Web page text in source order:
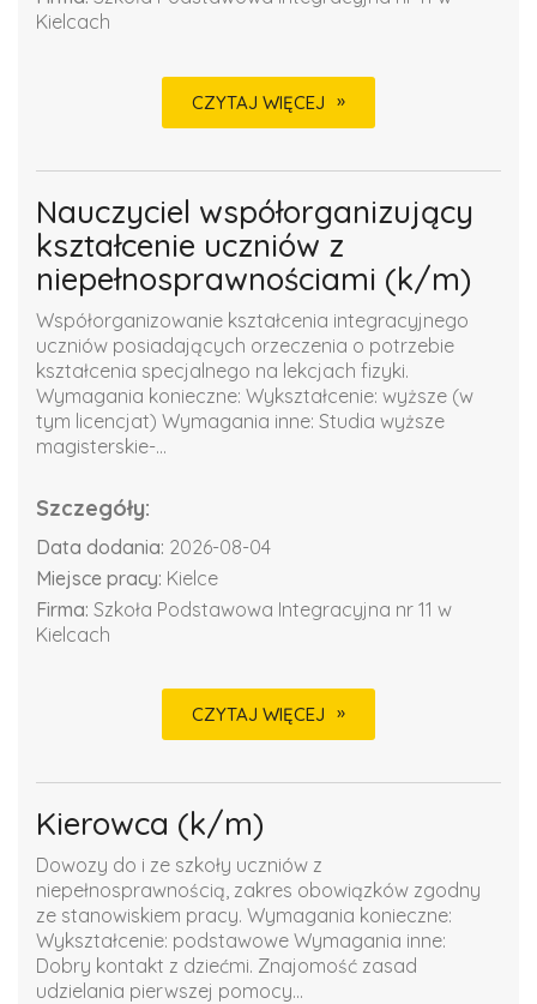
Kielcach
CZYTAJ WIĘCEJ
Nauczyciel współorganizujący
kształcenie uczniów z
niepełnosprawnościami (k/m)
Współorganizowanie kształcenia integracyjnego
uczniów posiadających orzeczenia o potrzebie
kształcenia specjalnego na lekcjach fizyki.
Wymagania konieczne: Wykształcenie: wyższe (w
tym licencjat) Wymagania inne: Studia wyższe
magisterskie-...
Szczegóły:
Data dodania: 2026-08-04
Miejsce pracy: Kielce
Firma: Szkoła Podstawowa Integracyjna nr 11 w
Kielcach
CZYTAJ WIĘCEJ
Kierowca (k/m)
Dowozy do i ze szkoły uczniów z
niepełnosprawnością, zakres obowiązków zgodny
ze stanowiskiem pracy. Wymagania konieczne:
Wykształcenie: podstawowe Wymagania inne:
Dobry kontakt z dziećmi. Znajomość zasad
udzielania pierwszej pomocy...